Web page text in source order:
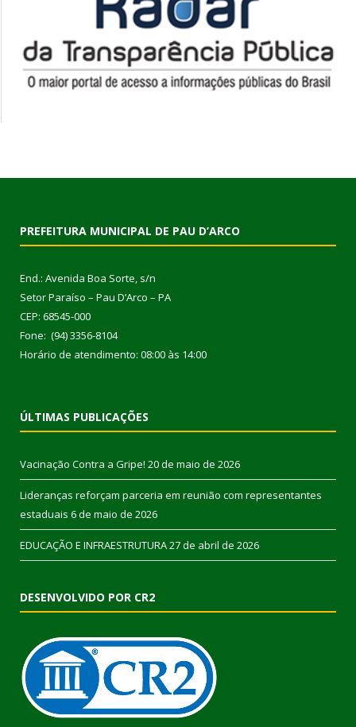
PREFEITURA MUNICIPAL DE PAU D’ARCO
End.: Avenida Boa Sorte, s/n
Setor Paraíso – Pau D’Arco – PA
CEP: 68545-000
Fone: (94) 3356-8104
Horário de atendimento: 08:00 às 14:00
ÚLTIMAS PUBLICAÇÕES
Vacinação Contra a Gripe! 20 de maio de 2026
Lideranças reforçam parceria em reunião com representantes
estaduais 6 de maio de 2026
EDUCAÇÃO E INFRAESTRUTURA27 de abril de 2026
DESENVOLVIDO POR CR2